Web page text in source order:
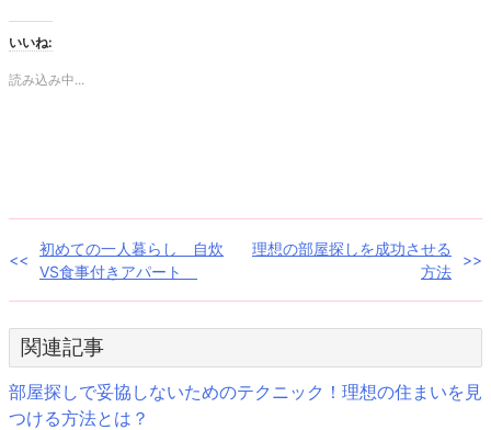
し
て
Twitter
共
有
開
ま
す)
し
ウ
ィ
ン
ウ
開
き
ま
す)
いいね:
読み込み中...
投
稿
ナ
ビ
ゲ
初めての一人暮らし 自炊
VS食事付きアパート
理想の部屋探しを成功させる
方法
関連記事
部屋探しで妥協しないためのテクニック！理想の住まいを見
つける方法とは？